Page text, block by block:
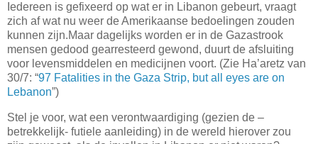
Iedereen is gefixeerd op wat er in Libanon gebeurt, vraagt
zich af wat nu weer de Amerikaanse bedoelingen zouden
kunnen zijn.Maar dagelijks worden er in de Gazastrook
mensen gedood gearresteerd gewond, duurt de afsluiting
voor levensmiddelen en medicijnen voort. (Zie Ha’aretz van
30/7: “97 Fatalities in the Gaza Strip, but all eyes are on
Lebanon”)
Stel je voor, wat een verontwaardiging (gezien de –
betrekkelijk- futiele aanleiding) in de wereld hierover zou